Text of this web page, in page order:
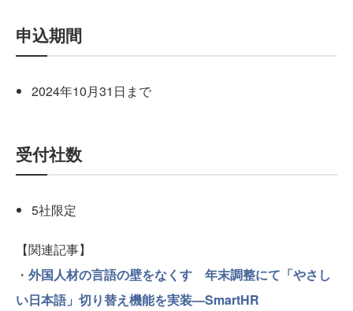
申込期間
2024年10月31日まで
受付社数
5社限定
【関連記事】
・ 外国人材の言語の壁をなくす 年末調整にて「やさし
い日本語」切り替え機能を実装—SmartHR